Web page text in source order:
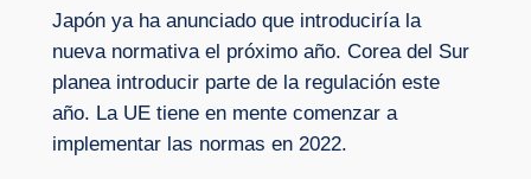
Japón ya ha anunciado que introduciría la
nueva normativa el próximo año. Corea del Sur
planea introducir parte de la regulación este
año. La UE tiene en mente comenzar a
implementar las normas en 2022.